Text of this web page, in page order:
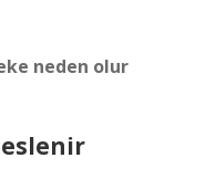
neden olur